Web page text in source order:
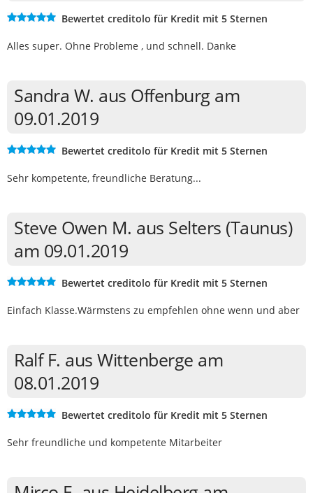
Bewertet creditolo für Kredit mit 5 Sternen
Alles super. Ohne Probleme , und schnell. Danke
Sandra W. aus Offenburg am
09.01.2019
Bewertet creditolo für Kredit mit 5 Sternen
Sehr kompetente, freundliche Beratung...
Steve Owen M. aus Selters (Taunus)
am 09.01.2019
Bewertet creditolo für Kredit mit 5 Sternen
Einfach Klasse.Wärmstens zu empfehlen ohne wenn und aber
Ralf F. aus Wittenberge am
08.01.2019
Bewertet creditolo für Kredit mit 5 Sternen
Sehr freundliche und kompetente Mitarbeiter